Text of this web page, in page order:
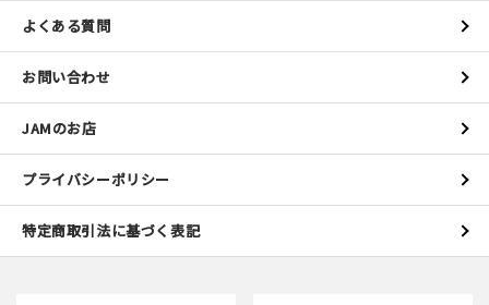
よくある質問
お問い合わせ
JAMのお店
プライバシーポリシー
特定商取引法に基づく表記